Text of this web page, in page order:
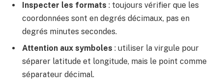
Inspecter les formats : toujours vérifier que les
coordonnées sont en degrés décimaux, pas en
degrés minutes secondes.
Attention aux symboles : utiliser la virgule pour
séparer latitude et longitude, mais le point comme
séparateur décimal.